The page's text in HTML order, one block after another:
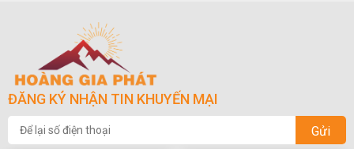
ĐĂNG KÝ NHẬN TIN KHUYẾN MẠI
Gửi